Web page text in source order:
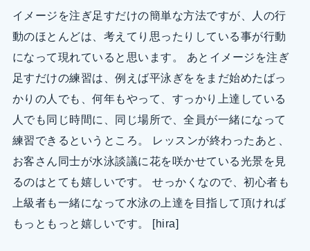
イメージを注ぎ足すだけの簡単な方法ですが、人の行
動のほとんどは、考えてり思ったりしている事が行動
になって現れていると思います。 あとイメージを注ぎ
足すだけの練習は、例えば平泳ぎををまだ始めたばっ
かりの人でも、何年もやって、すっかり上達している
人でも同じ時間に、同じ場所で、全員が一緒になって
練習できるというところ。 レッスンが終わったあと、
お客さん同士が水泳談議に花を咲かせている光景を見
るのはとても嬉しいです。 せっかくなので、初心者も
上級者も一緒になって水泳の上達を目指して頂ければ
もっともっと嬉しいです。 [hira]